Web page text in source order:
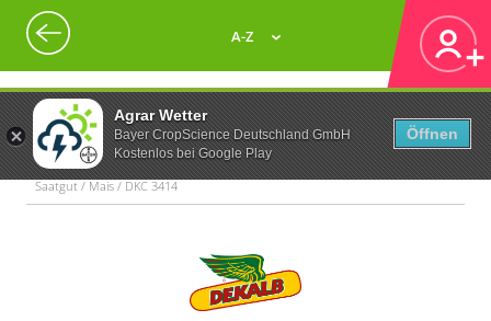
Agrar Wetter
Bayer CropScience Deutschland GmbH
Kostenlos bei Google Play
Öffnen
A-Z
Saatgut / Mais / DKC 3414